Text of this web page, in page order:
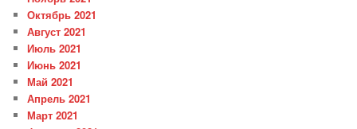
Октябрь 2021
Август 2021
Июль 2021
Июнь 2021
Май 2021
Апрель 2021
Март 2021